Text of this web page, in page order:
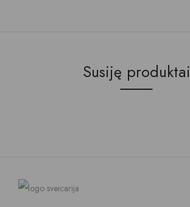
Susiję produktai